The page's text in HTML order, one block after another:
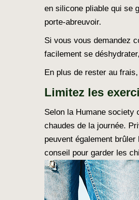
en silicone pliable qui se
porte-abreuvoir.
Si vous vous demandez
facilement se
En plus de rester au
Limitez les
Selon la Humane society
chaudes de la journée.
peuvent également
conseil pour garder les